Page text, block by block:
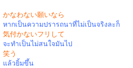
かなわない願いなら
หากเป็นความปรารถนาที่ไม่เป็นจริงละก็
気付かないフリして
จะทำเป็นไม่สนใจมันไป
笑う
แล้วยิ้มขึ้น